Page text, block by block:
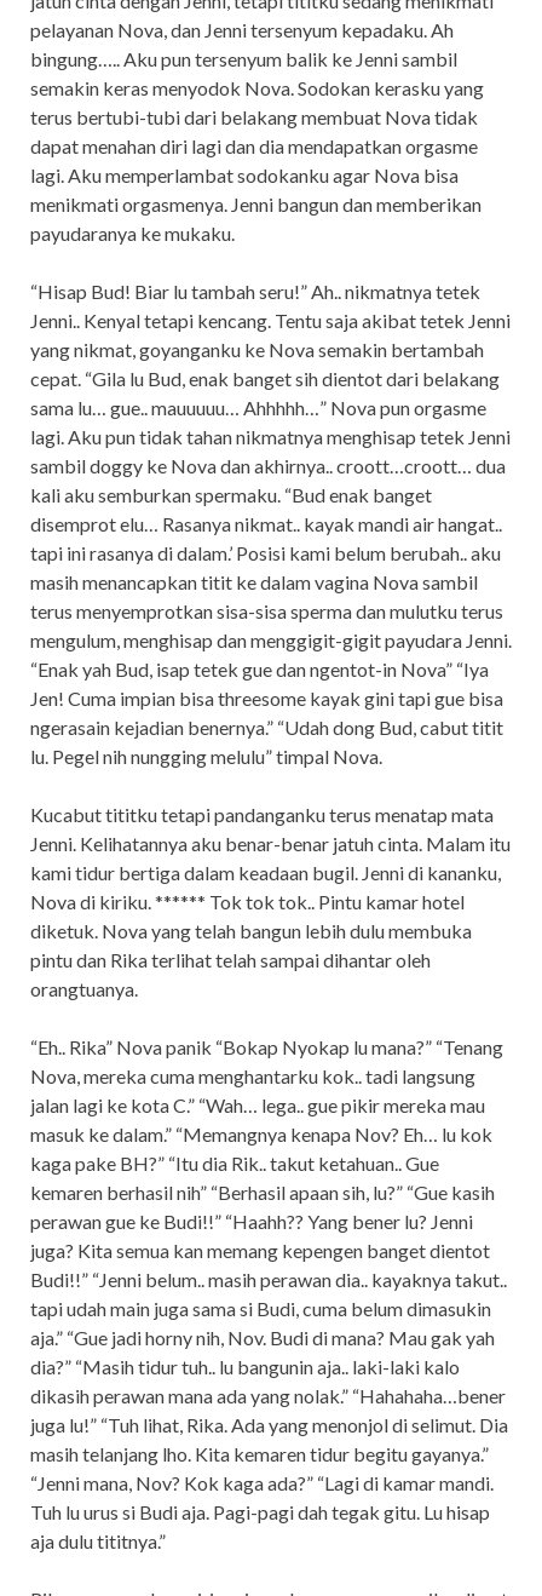
pelayanan Nova, dan Jenni tersenyum kepadaku. Ah
bingung….. Aku pun tersenyum balik ke Jenni sambil
semakin keras menyodok Nova. Sodokan kerasku yang
terus bertubi-tubi dari belakang membuat Nova tidak
dapat menahan diri lagi dan dia mendapatkan orgasme
lagi. Aku memperlambat sodokanku agar Nova bisa
menikmati orgasmenya. Jenni bangun dan memberikan
payudaranya ke mukaku.
“Hisap Bud! Biar lu tambah seru!” Ah.. nikmatnya tetek
Jenni.. Kenyal tetapi kencang. Tentu saja akibat tetek Jenni
yang nikmat, goyanganku ke Nova semakin bertambah
cepat. “Gila lu Bud, enak banget sih dientot dari belakang
sama lu… gue.. mauuuuu… Ahhhhh…” Nova pun orgasme
lagi. Aku pun tidak tahan nikmatnya menghisap tetek Jenni
sambil doggy ke Nova dan akhirnya.. croott…croott… dua
kali aku semburkan spermaku. “Bud enak banget
disemprot elu… Rasanya nikmat.. kayak mandi air hangat..
tapi ini rasanya di dalam.’ Posisi kami belum berubah.. aku
masih menancapkan titit ke dalam vagina Nova sambil
terus menyemprotkan sisa-sisa sperma dan mulutku terus
mengulum, menghisap dan menggigit-gigit payudara Jenni.
“Enak yah Bud, isap tetek gue dan ngentot-in Nova” “Iya
Jen! Cuma impian bisa threesome kayak gini tapi gue bisa
ngerasain kejadian benernya.” “Udah dong Bud, cabut titit
lu. Pegel nih nungging melulu” timpal Nova.
Kucabut tititku tetapi pandanganku terus menatap mata
Jenni. Kelihatannya aku benar-benar jatuh cinta. Malam itu
kami tidur bertiga dalam keadaan bugil. Jenni di kananku,
Nova di kiriku. ****** Tok tok tok.. Pintu kamar hotel
diketuk. Nova yang telah bangun lebih dulu membuka
pintu dan Rika terlihat telah sampai dihantar oleh
orangtuanya.
“Eh.. Rika” Nova panik “Bokap Nyokap lu mana?” “Tenang
Nova, mereka cuma menghantarku kok.. tadi langsung
jalan lagi ke kota C.” “Wah… lega.. gue pikir mereka mau
masuk ke dalam.” “Memangnya kenapa Nov? Eh… lu kok
kaga pake BH?” “Itu dia Rik.. takut ketahuan.. Gue
kemaren berhasil nih” “Berhasil apaan sih, lu?” “Gue kasih
perawan gue ke Budi!!” “Haahh?? Yang bener lu? Jenni
juga? Kita semua kan memang kepengen banget dientot
Budi!!” “Jenni belum.. masih perawan dia.. kayaknya takut..
tapi udah main juga sama si Budi, cuma belum dimasukin
aja.” “Gue jadi horny nih, Nov. Budi di mana? Mau gak yah
dia?” “Masih tidur tuh.. lu bangunin aja.. laki-laki kalo
dikasih perawan mana ada yang nolak.” “Hahahaha…bener
juga lu!” “Tuh lihat, Rika. Ada yang menonjol di selimut. Dia
masih telanjang lho. Kita kemaren tidur begitu gayanya.”
“Jenni mana, Nov? Kok kaga ada?” “Lagi di kamar mandi.
Tuh lu urus si Budi aja. Pagi-pagi dah tegak gitu. Lu hisap
aja dulu tititnya.”